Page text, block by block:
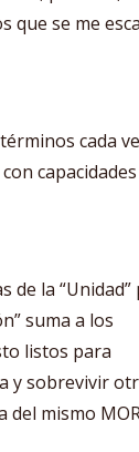
que se me
cada
capacidades
de la “Unidad”
suma a los
listos para
y sobrevivir
mismo